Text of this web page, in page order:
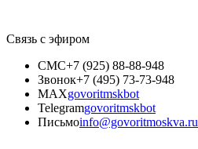
Связь с эфиром
СМС+7 (925) 88-88-948
Звонок+7 (495) 73-73-948
MAXgovoritmskbot
Telegramgovoritmskbot
Письмоinfo@govoritmoskva.ru